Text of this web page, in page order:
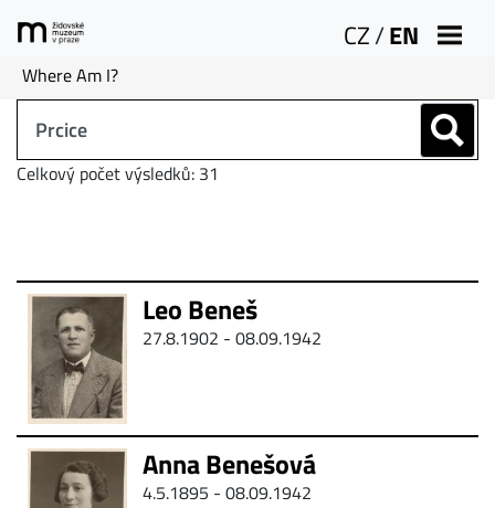
CZ/EN
Where Am I?
Celkový počet výsledků: 31
Leo Beneš
27.8.1902 - 08.09.1942
Anna Benešová
4.5.1895 - 08.09.1942